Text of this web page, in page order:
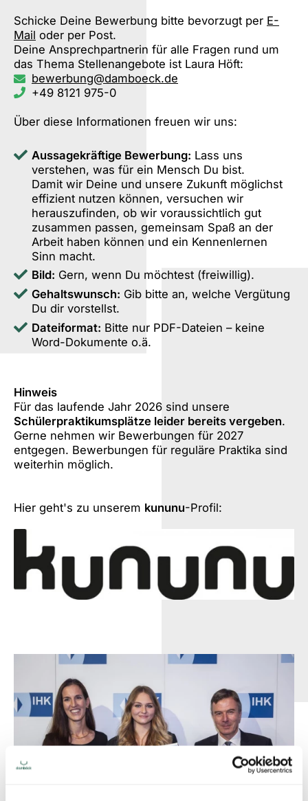
Schicke Deine Bewerbung bitte bevorzugt per E-
Mail oder per Post.
Deine Ansprechpartnerin für alle Fragen rund um
das Thema Stellenangebote ist Laura Höft:
bewerbung@damboeck.de
+49 8121 975-0
Über diese Informationen freuen wir uns:
Aussagekräftige Bewerbung: Lass uns
verstehen, was für ein Mensch Du bist.
Damit wir Deine und unsere Zukunft möglichst
effizient nutzen können, versuchen wir
herauszufinden, ob wir voraussichtlich gut
zusammen passen, gemeinsam Spaß an der
Arbeit haben können und ein Kennenlernen
Sinn macht.
Bild: Gern, wenn Du möchtest (freiwillig).
Gehaltswunsch: Gib bitte an, welche Vergütung
Du dir vorstellst.
Dateiformat: Bitte nur PDF-Dateien – keine
Word-Dokumente o.ä.
Hinweis
Für das laufende Jahr 2026 sind unsere
Schülerpraktikumsplätze leider bereits vergeben.
Gerne nehmen wir Bewerbungen für 2027
entgegen. Bewerbungen für reguläre Praktika sind
weiterhin möglich.
Hier geht's zu unserem kununu-Profil: